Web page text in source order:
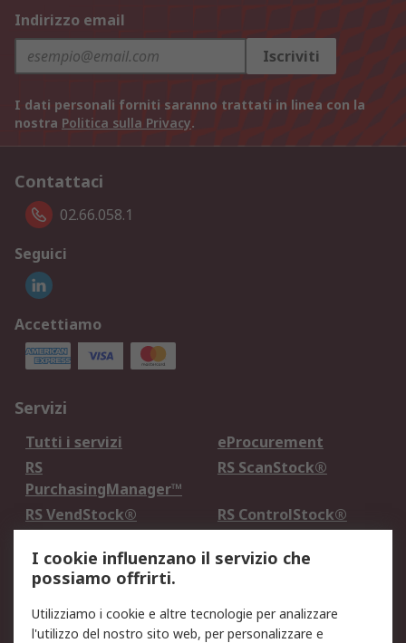
Indirizzo email
Iscriviti
I dati personali forniti saranno trattati in linea con la
nostra Politica sulla Privacy.
Contattaci
02.66.058.1
Seguici
Accettiamo
Servizi
Tutti i servizi
eProcurement
RS
PurchasingManager™
RS ScanStock®
RS VendStock®
RS ControlStock®
Legale
Informativa Cookie
Informativa Privacy -
I cookie influenzano il servizio che
possiamo offrirti.
Utilizziamo i cookie e altre tecnologie per analizzare
l'utilizzo del nostro sito web, per personalizzare e